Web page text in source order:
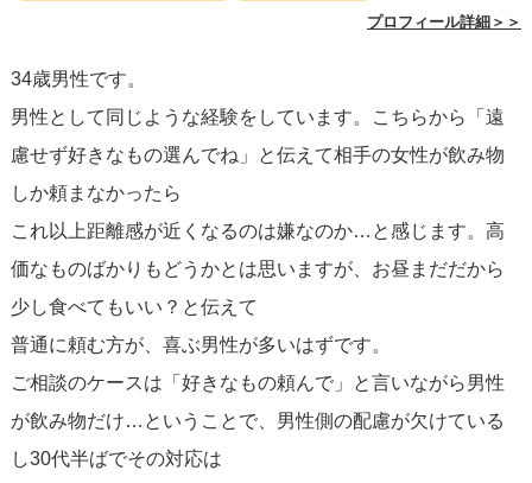
プロフィール詳細＞＞
34歳男性です。
男性として同じような経験をしています。こちらから「遠
慮せず好きなもの選んでね」と伝えて相手の女性が飲み物
しか頼まなかったら
これ以上距離感が近くなるのは嫌なのか…と感じます。高
価なものばかりもどうかとは思いますが、お昼まだだから
少し食べてもいい？と伝えて
普通に頼む方が、喜ぶ男性が多いはずです。
ご相談のケースは「好きなもの頼んで」と言いながら男性
が飲み物だけ…ということで、男性側の配慮が欠けている
し30代半ばでその対応は